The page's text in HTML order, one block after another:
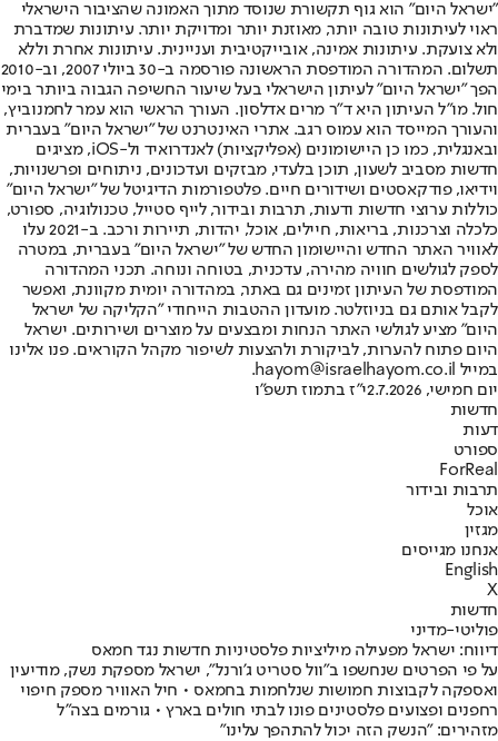
"ישראל היום" הוא גוף תקשורת שנוסד מתוך האמונה שהציבור הישראלי
ראוי לעיתונות טובה יותר, מאוזנת יותר ומדויקת יותר. עיתונות שמדברת
ולא צועקת. עיתונות אמינה, אובייקטיבית ועניינית. עיתונות אחרת וללא
תשלום. המהדורה המודפסת הראשונה פורסמה ב-30 ביולי 2007, וב-2010
הפך "ישראל היום" לעיתון הישראלי בעל שיעור החשיפה הגבוה ביותר בימי
חול. מו"ל העיתון היא ד"ר מרים אדלסון. העורך הראשי הוא עמר לחמנוביץ,
והעורך המייסד הוא עמוס רגב. אתרי האינטרנט של "ישראל היום" בעברית
ובאנגלית, כמו כן היישומונים (אפליקציות) לאנדרואיד ול-iOS, מציגים
חדשות מסביב לשעון, תוכן בלעדי, מבזקים ועדכונים, ניתוחים ופרשנויות,
וידיאו, פודקאסטים ושידורים חיים. פלטפורמות הדיגיטל של "ישראל היום"
כוללות ערוצי חדשות ודעות, תרבות ובידור, לייף סטייל, טכנולוגיה, ספורט,
כלכלה וצרכנות, בריאות, חיילים, אוכל, יהדות, תיירות ורכב. ב-2021 עלו
לאוויר האתר החדש והיישומון החדש של "ישראל היום" בעברית, במטרה
לספק לגולשים חוויה מהירה, עדכנית, בטוחה ונוחה. תכני המהדורה
המודפסת של העיתון זמינים גם באתר, במהדורה יומית מקוונת, ואפשר
לקבל אותם גם בניוזלטר. מועדון ההטבות הייחודי "הקליקה של ישראל
היום" מציע לגולשי האתר הנחות ומבצעים על מוצרים ושירותים. ישראל
היום פתוח להערות, לביקורת ולהצעות לשיפור מקהל הקוראים. פנו אלינו
במייל hayom@israelhayom.co.il.
יום חמישי, 2.7.2026
י"ז בתמוז תשפ"ו
חדשות
דעות
ספורט
ForReal
תרבות ובידור
אוכל
מגזין
אנחנו מגייסים
English
X
חדשות
פוליטי-מדיני
דיווח: ישראל מפעילה מיליציות פלסטיניות חדשות נגד חמאס
על פי הפרטים שנחשפו ב"וול סטריט ג'ורנל", ישראל מספקת נשק, מודיעין
ואספקה לקבוצות חמושות שנלחמות בחמאס • חיל האוויר מספק חיפוי
רחפנים ופצועים פלסטינים פונו לבתי חולים בארץ • גורמים בצה"ל
מזהירים: "הנשק הזה יכול להתהפך עלינו"